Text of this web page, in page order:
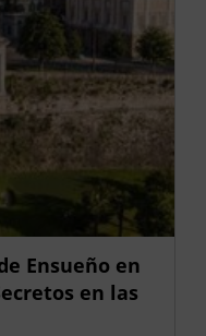
Ensueño en
en las